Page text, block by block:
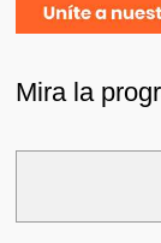
Mira la